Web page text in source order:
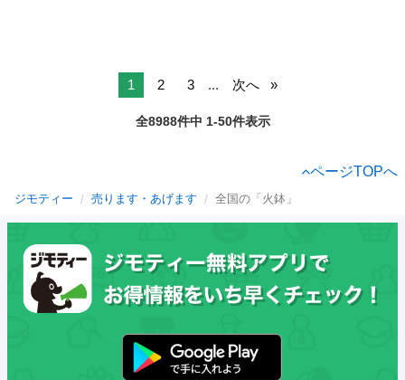
1 2 3 ... 次へ
全8988件中 1-50件表示
ページTOPへ
ジモティー 売ります・あげます 全国の「火鉢」